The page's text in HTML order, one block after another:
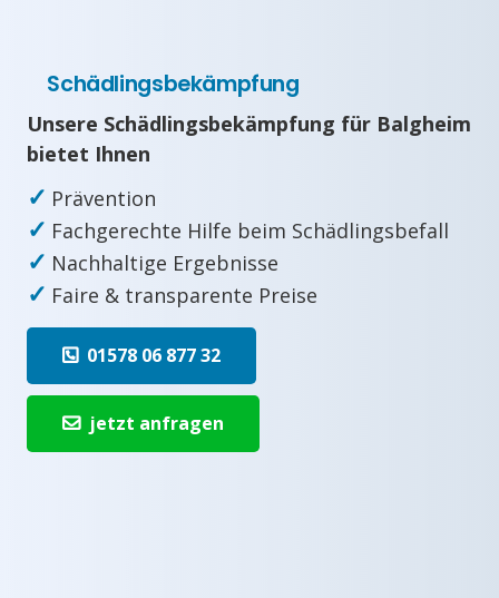
Schädlingsbekämpfung
Unsere Schädlingsbekämpfung für Balgheim
bietet Ihnen
✓ Prävention
✓ Fachgerechte Hilfe beim Schädlingsbefall
✓ Nachhaltige Ergebnisse
✓ Faire & transparente Preise
01578 06 877 32
jetzt anfragen